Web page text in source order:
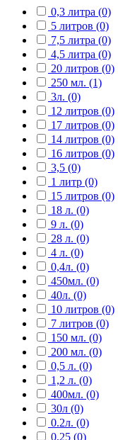
0,3 литра (0)
5 литров (0)
7,5 литра (0)
4,5 литра (0)
20 литров (0)
250 мл. (1)
3л. (0)
12 литров (0)
17 литров (0)
14 литров (0)
16 литров (0)
3,5 (0)
1 литр (0)
15 литров (0)
18 л. (0)
9 л. (0)
28 л. (0)
4 л. (0)
0,4л. (0)
450мл. (0)
40л. (0)
10 литров (0)
7 литров (0)
150 мл. (0)
200 мл. (0)
0,5 л. (0)
1,2 л. (0)
400мл. (0)
30л (0)
0.2л. (0)
0.25 (0)